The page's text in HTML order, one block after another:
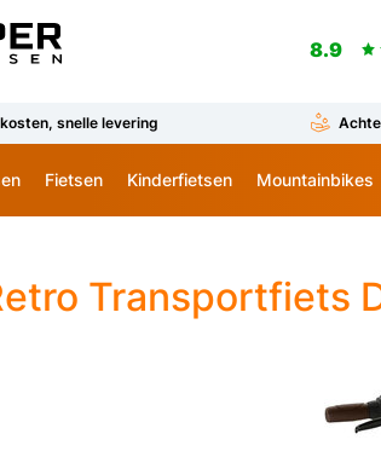
8.9
snelle levering
Fietsen Kinderfietsen Mountainbikes
Transportfiets